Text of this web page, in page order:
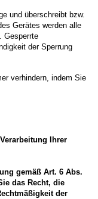
und überschreibt bzw.
Gerätes werden alle
Gesperrte
der Sperrung
verhindern, indem Sie
Ihrer
gemäß Art. 6 Abs.
das Recht, die
der